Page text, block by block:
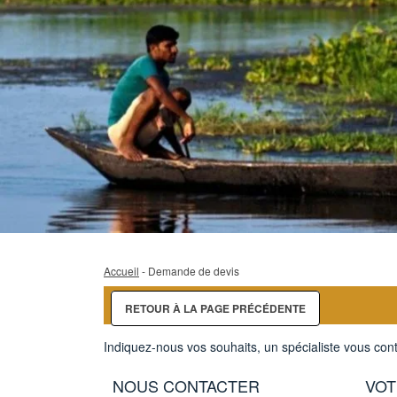
Accueil - Demande de devis
RETOUR À LA PAGE PRÉCÉDENTE
Indiquez-nous vos souhaits, un spécialiste vous
NOUS CONTACTER